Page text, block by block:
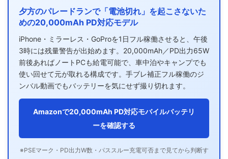
夕方のパレードランで「電池切れ」を起こさないた
めの20,000mAh PD対応モデル
iPhone・ミラーレス・GoProを1日フル稼働させると、午後
3時には残量警告が出始めます。20,000mAh／PD出力65W
前後あればノートPCも給電可能で、車中泊やキャンプでも
使い回せて元が取れる構成です。手ブレ補正フル稼働のジ
ンバル動画でもバッテリーを気にせず撮り切れます。
Amazonで20,000mAh PD対応モバイルバッテリ
ーを確認する
※PSEマーク・PD出力W数・パススルー充電可否まで見てから判断す